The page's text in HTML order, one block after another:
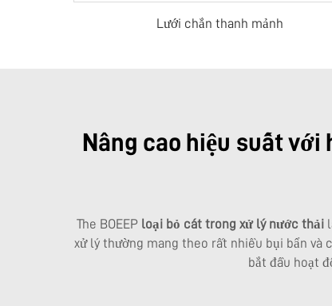
Lưới chắn thanh mảnh
Nâng cao hiệu suất
The BOEEP loại bỏ cát trong xử lý nước thải
xử lý thường mang theo rất nhiều bụi bẩn và
bắt đầu hoạt